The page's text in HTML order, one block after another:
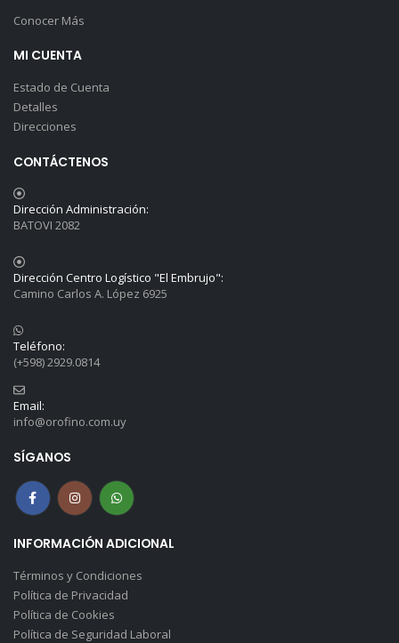
Conocer Más
MI CUENTA
Estado de Cuenta
Detalles
Direcciones
CONTÁCTENOS
Dirección Administración:
BATOVI 2082
Dirección Centro Logístico "El Embrujo":
Camino Carlos A. López 6925
Teléfono:
(+598) 2929.0814
Email:
info@orofino.com.uy
SÍGANOS
INFORMACIÓN ADICIONAL
Términos y Condiciones
Política de Privacidad
Política de Cookies
Política de Seguridad Laboral